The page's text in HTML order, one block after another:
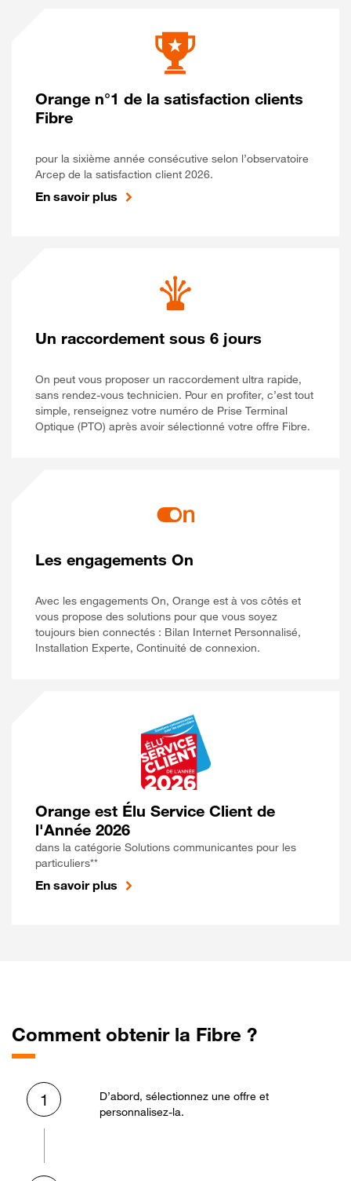
Orange n°1 de la satisfaction clients
Fibre
pour la sixième année consécutive selon l’observatoire
Arcep de la satisfaction client 2026.
En savoir plus
Un raccordement sous 6 jours
On peut vous proposer un raccordement ultra rapide,
sans rendez-vous technicien. Pour en profiter, c’est tout
simple, renseignez votre numéro de Prise Terminal
Optique (PTO) après avoir sélectionné votre offre Fibre.
Les engagements On
Avec les engagements On, Orange est à vos côtés et
vous propose des solutions pour que vous soyez
toujours bien connectés : Bilan Internet Personnalisé,
Installation Experte, Continuité de connexion.
Orange est Élu Service Client de
l'Année 2026
dans la catégorie Solutions communicantes pour les
particuliers**
En savoir plus
Comment obtenir la Fibre ?
1
D’abord, sélectionnez une offre et
personnalisez-la.